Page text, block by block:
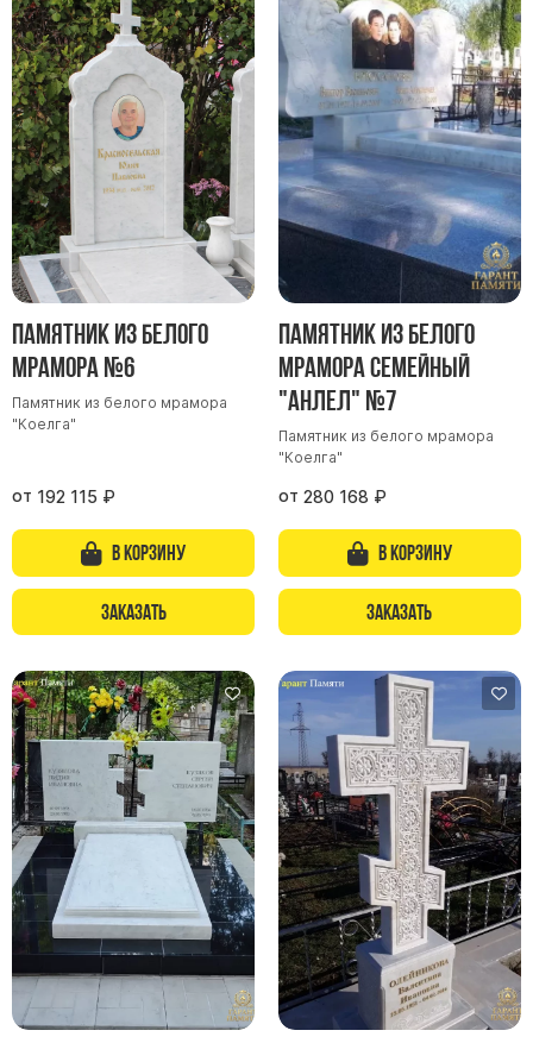
Памятник из белого
мрамора №6
Памятник из белого мрамора
"Коелга"
от 192 115 ₽
В корзину
Заказать
Памятник из белого
мрамора семейный
"Анлел" №7
Памятник из белого мрамора
"Коелга"
от 280 168 ₽
В корзину
Заказать